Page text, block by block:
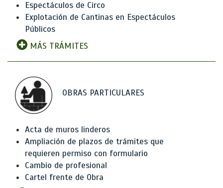
Espectáculos de Circo
Explotación de Cantinas en Espectáculos
Públicos
MÁS TRÁMITES
OBRAS PARTICULARES
Acta de muros linderos
Ampliación de plazos de trámites que
requieren permiso con formulario
Cambio de profesional
Cartel frente de Obra